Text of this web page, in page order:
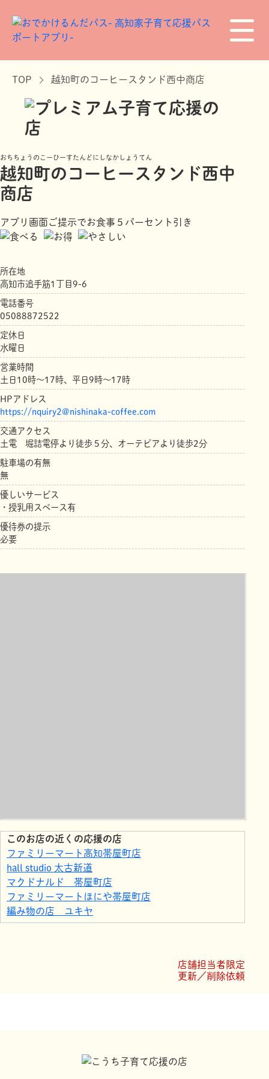
TOP 越知町のコーヒースタンド西中商店
おちちょうのこーひーすたんどにしなかしょうてん
越知町のコーヒースタンド西中
商店
アプリ画面ご提示でお食事５パーセント引き
所在地
高知市追手筋1丁目9-6
電話番号
05088872522
定休日
水曜日
営業時間
土日10時〜17時、平日9時〜17時
HPアドレス
https://nquiry2@nishinaka-coffee.com
交通アクセス
土電 堀詰電停より徒歩５分、オーテピアより徒歩2分
駐車場の有無
無
優しいサービス
・授乳用スペース有
優待券の提示
必要
このお店の近くの応援の店
ファミリーマート高知帯屋町店
hall studio 太古新道
マクドナルド 帯屋町店
ファミリーマートほにや帯屋町店
編み物の店 ユキヤ
谷口食堂
店舗担当者限定
更新／削除依頼